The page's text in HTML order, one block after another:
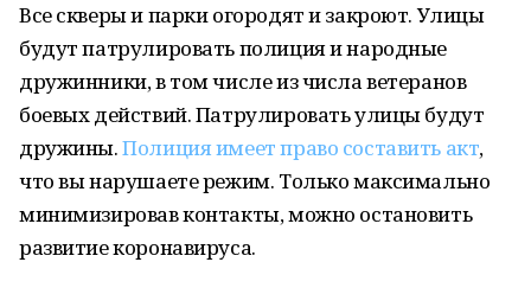
Все скверы и парки огородят и закроют. Улицы
будут патрулировать полиция и народные
дружинники, в том числе из числа ветеранов
боевых действий. Патрулировать улицы будут
дружины.Полиция имеет право составить акт,
что вы нарушаете режим. Только максимально
минимизировав контакты, можно остановить
развитие коронавируса.